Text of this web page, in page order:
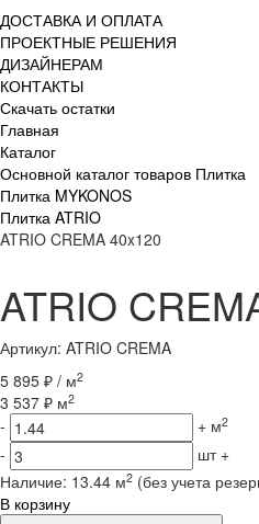
ДОСТАВКА И ОПЛАТА
ПРОЕКТНЫЕ РЕШЕНИЯ
ДИЗАЙНЕРАМ
КОНТАКТЫ
Скачать остатки
Главная
Каталог
Основной каталог товаров Плитка
Плитка MYKONOS
Плитка ATRIO
ATRIO CREMA 40x120
ATRIO
Артикул: ATRIO CREMA
5 895 ₽ / м2
3 537 ₽ м2
- + м2
- шт +
Наличие: 13.44 м2 (без учета
В корзину